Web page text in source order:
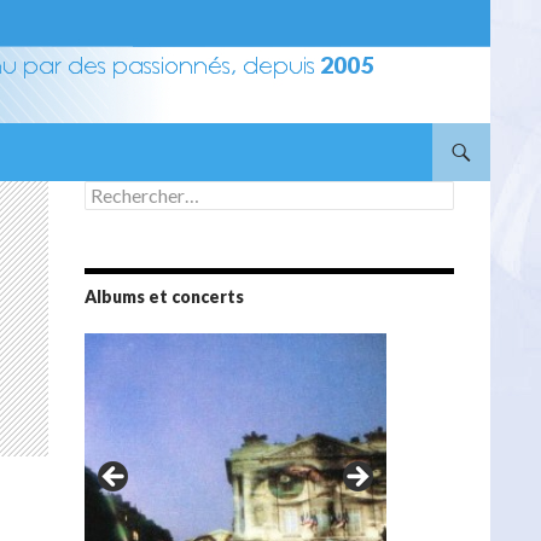
Rechercher :
Albums et concerts